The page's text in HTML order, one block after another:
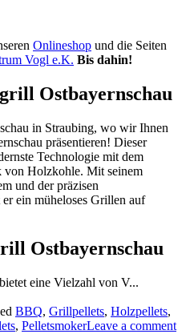
Onlineshop und die Seiten
Vogl e.K. Bis dahin!
Ostbayernschau
in Straubing, wo wir Ihnen
präsentieren! Dieser
Technologie mit dem
von Holzkohle. Mit seinem
und der präzisen
ein müheloses Grillen auf
Ostbayernschau
eine Vielzahl von V...
BBQ, Grillpellets, Holzpellets,
, PelletsmokerLeave a comment